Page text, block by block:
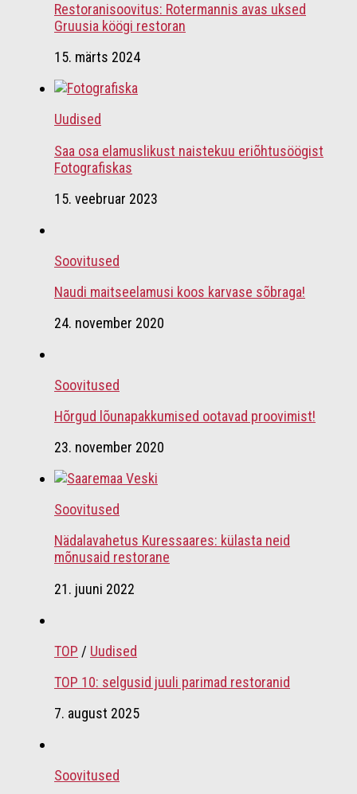
Restoranisoovitus: Rotermannis avas uksed
Gruusia köögi restoran
15. märts 2024
Uudised
Saa osa elamuslikust naistekuu eriõhtusöögist
Fotografiskas
15. veebruar 2023
Soovitused
Naudi maitseelamusi koos karvase sõbraga!
24. november 2020
Soovitused
Hõrgud lõunapakkumised ootavad proovimist!
23. november 2020
Soovitused
Nädalavahetus Kuressaares: külasta neid
mõnusaid restorane
21. juuni 2022
TOP / Uudised
TOP 10: selgusid juuli parimad restoranid
7. august 2025
Soovitused